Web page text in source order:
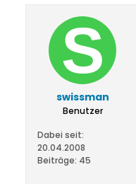
swissman
Benutzer
Dabei seit:
20.04.2008
Beiträge: 45